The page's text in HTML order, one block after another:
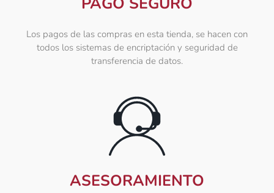
Los pagos de las compras en esta tienda, se hacen con
todos los sistemas de encriptación y seguridad de
transferencia de datos.
ASESORAMIENTO